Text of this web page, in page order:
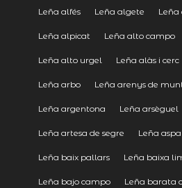
Leña alfés Leña algete
Leña alpicat Leña alto campo
Leña alto urgel Leña alàs i cerc
Leña arbo Leña arenys de
Leña argentona Leña arsèguel
Leña artesa de segre Leña aspa
Leña baix pallars Leña baixa
Leña bajo campo Leña barata